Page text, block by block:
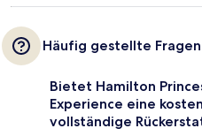
Häufig gestellte Fragen
Bietet Hamilton
Experience eine
vollständige